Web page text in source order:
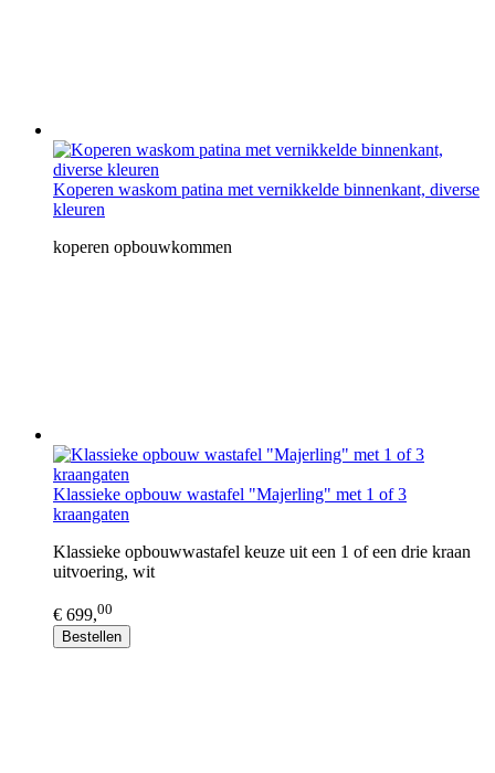
Koperen waskom patina met vernikkelde binnenkant, diverse
kleuren
koperen opbouwkommen
Klassieke opbouw wastafel "Majerling" met 1 of 3
kraangaten
Klassieke opbouwwastafel keuze uit een 1 of een drie kraan
uitvoering, wit
€ 699,00
Bestellen